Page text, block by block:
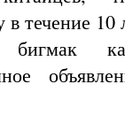
течение 10
бигмак